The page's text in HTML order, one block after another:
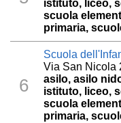
istituto, liceo,
scuola
primaria,
6
Scuola
Via San Nicola
asilo, asilo
istituto, liceo,
scuola
primaria,